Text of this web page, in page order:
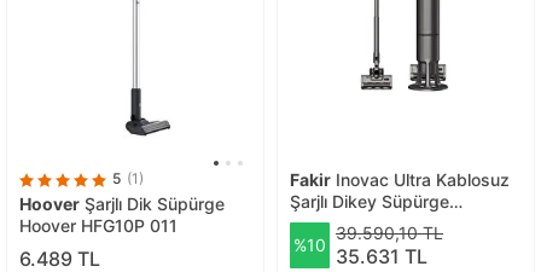
5 (1)
Hoover Şarjlı Dik Süpürge
Hoover HFG10P 011
6.489 TL
Fakir Inovac Ultra Kablosuz
Şarjlı Dikey Süpürge
Otomatik Toz Boşaltma
İstasyonlu 500w
%10
39.590,10 TL
35.631 TL